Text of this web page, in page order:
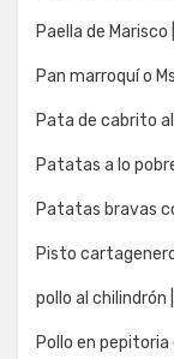
Paella de
Pan marroquí o
Pata de cabrito
Patatas a lo
Patatas bravas
Pisto
pollo al chilindrón
Pollo en